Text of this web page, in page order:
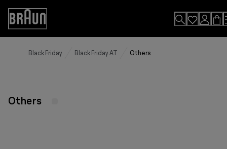
Skip
Content
Accessibility
Statement
Black Friday Black Friday AT Others
Others